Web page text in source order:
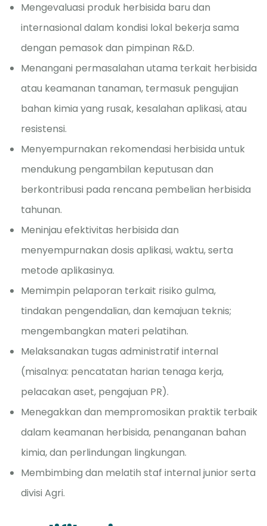
Mengevaluasi produk herbisida baru dan
internasional dalam kondisi lokal bekerja sama
dengan pemasok dan pimpinan R&D.
Menangani permasalahan utama terkait herbisida
atau keamanan tanaman, termasuk pengujian
bahan kimia yang rusak, kesalahan aplikasi, atau
resistensi.
Menyempurnakan rekomendasi herbisida untuk
mendukung pengambilan keputusan dan
berkontribusi pada rencana pembelian herbisida
tahunan.
Meninjau efektivitas herbisida dan
menyempurnakan dosis aplikasi, waktu, serta
metode aplikasinya.
Memimpin pelaporan terkait risiko gulma,
tindakan pengendalian, dan kemajuan teknis;
mengembangkan materi pelatihan.
Melaksanakan tugas administratif internal
(misalnya: pencatatan harian tenaga kerja,
pelacakan aset, pengajuan PR).
Menegakkan dan mempromosikan praktik terbaik
dalam keamanan herbisida, penanganan bahan
kimia, dan perlindungan lingkungan.
Membimbing dan melatih staf internal junior serta
divisi Agri.